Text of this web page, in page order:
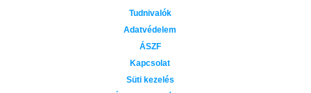
Tudnivalók
Adatvédelem
ÁSZF
Kapcsolat
Süti kezelés